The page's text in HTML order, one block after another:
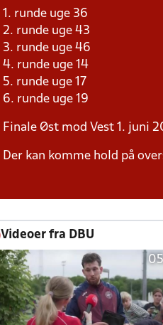
1. runde uge 36
2. runde uge 43
3. runde uge 46
4. runde uge 14
5. runde uge 17
6. runde uge 19
Finale Øst mod Vest 1. juni
Der kan komme hold på
Videoer fra DBU